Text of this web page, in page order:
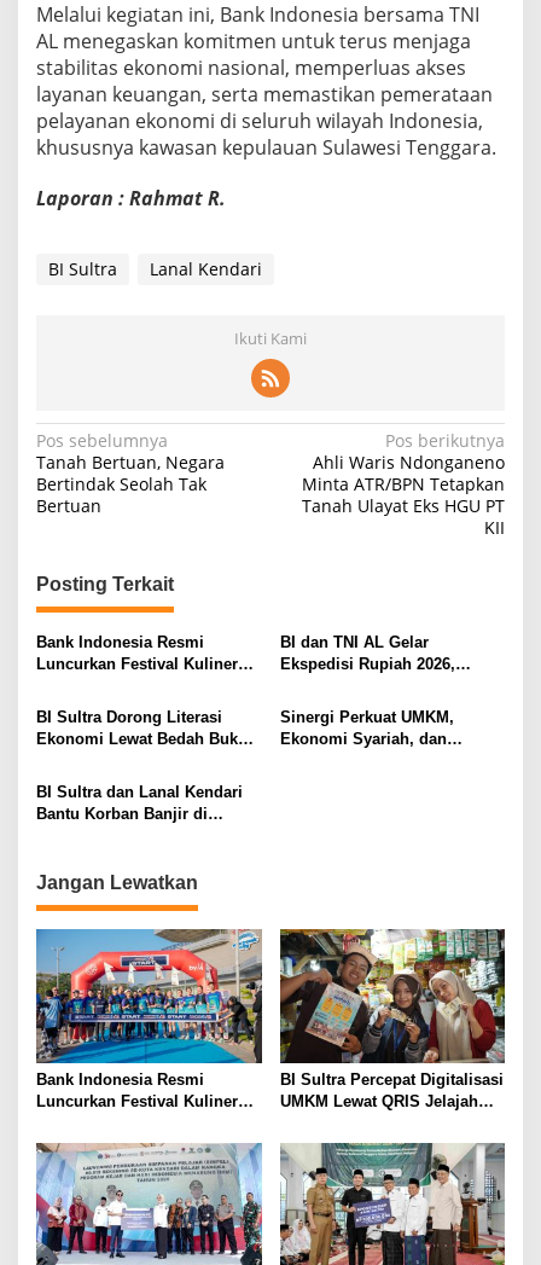
Melalui kegiatan ini, Bank Indonesia bersama TNI
AL menegaskan komitmen untuk terus menjaga
stabilitas ekonomi nasional, memperluas akses
layanan keuangan, serta memastikan pemerataan
pelayanan ekonomi di seluruh wilayah Indonesia,
khususnya kawasan kepulauan Sulawesi Tenggara.
Laporan : Rahmat R.
BI Sultra Lanal Kendari
Ikuti Kami
N
a
v
g
a
s
p
o
s
Pos sebelumnya
Tanah Bertuan, Negara
Bertindak Seolah Tak
Bertuan
Pos berikutnya
Ahli Waris Ndonganeno
Minta ATR/BPN Tetapkan
Tanah Ulayat Eks HGU PT
KII
Posting Terkait
Bank Indonesia Resmi
Luncurkan Festival Kuliner
UMKM dan Digitalisasi
Ekonomi Daerah
BI dan TNI AL Gelar
Ekspedisi Rupiah 2026,
Penguatan Kedaulatan Uang
BI Sultra Dorong Literasi
Ekonomi Lewat Bedah Buku
Book Day 2026
Sinergi Perkuat UMKM,
Ekonomi Syariah, dan
BI Sultra dan Lanal Kendari
Bantu Korban Banjir di
Jangan Lewatkan
Bank Indonesia Resmi
Luncurkan Festival Kuliner
UMKM dan Digitalisasi
Ekonomi Daerah
BI Sultra Percepat Digitalisasi
UMKM Lewat QRIS Jelajah